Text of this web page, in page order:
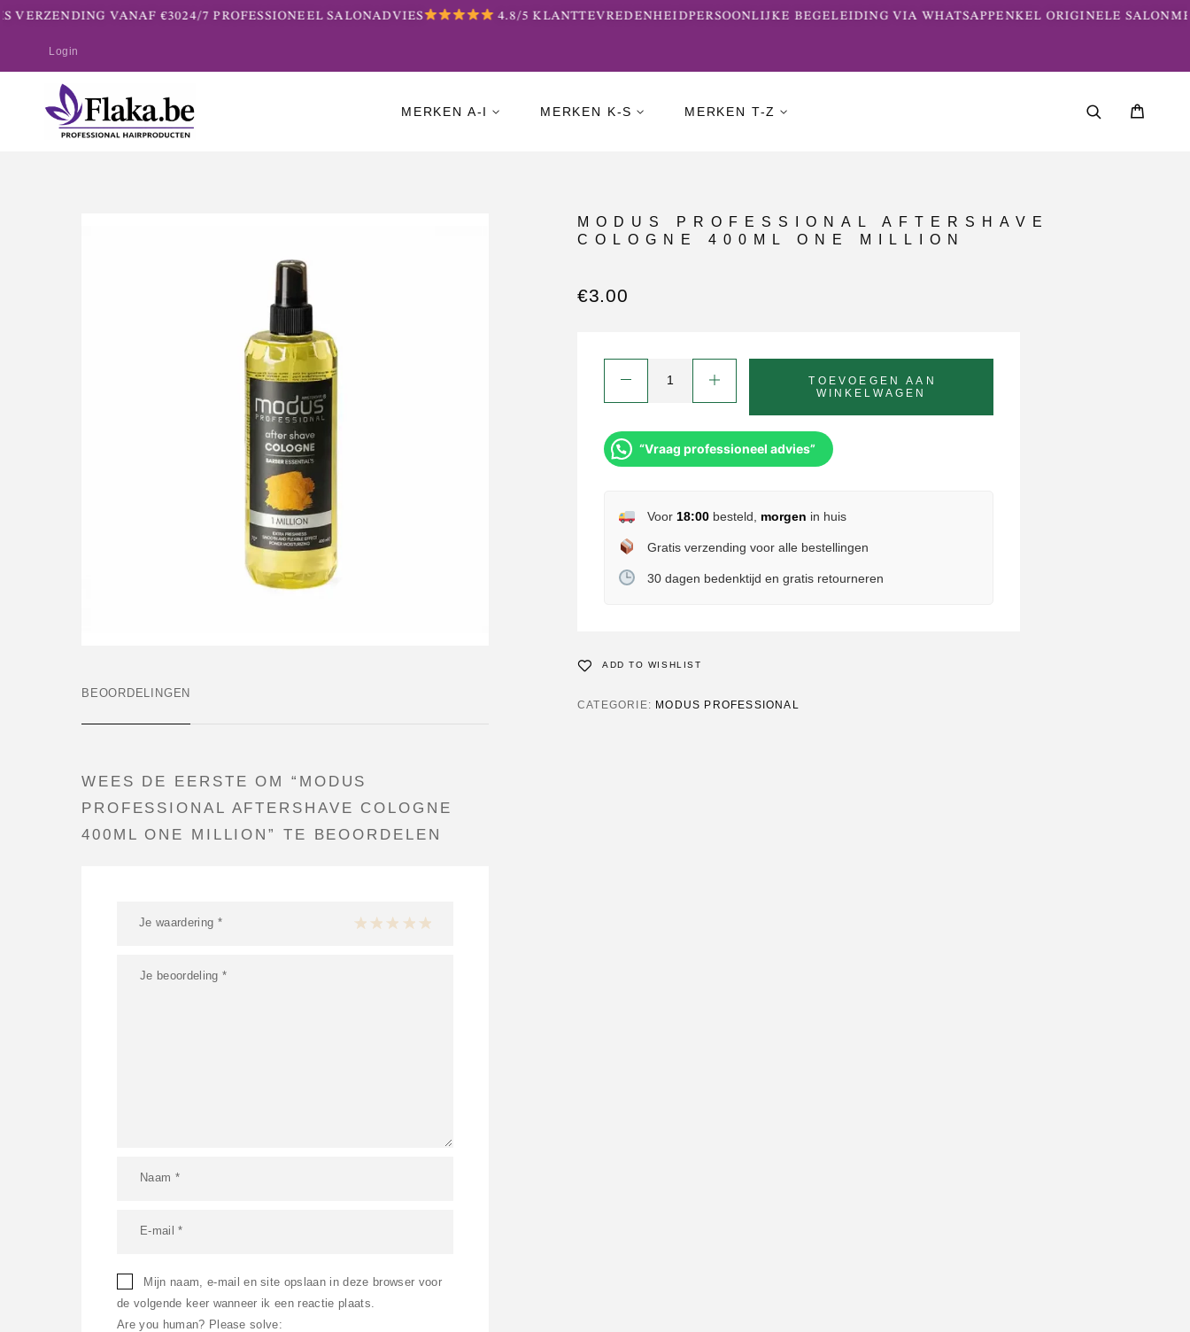
VANAF €3024/7 PROFESSIONEEL SALONADVIES 4.8/5 KLANTTEVREDENHEIDPERSOONLIJKE BEGELEIDING VIA WHATSAPPENKEL ORIGINELE
Login
MERKEN A-I MERKEN K-S MERKEN T-Z
BEOORDELINGEN
WEES DE EERSTE OM “MODUS
PROFESSIONAL AFTERSHAVE COLOGNE
400ML ONE MILLION” TE BEOORDELEN
Je waardering * 1 van de 5 sterren
2 van de 5 sterren
3 van de 5 sterren
4 van de 5 sterren
Mijn naam, e-mail en site opslaan in deze browser voor
de volgende keer wanneer ik een reactie plaats.
Are you human? Please solve:
MODUS PROFESSIONAL AFTERSHAVE
COLOGNE 400ML ONE MILLION
€3.00
TOEVOEGEN AAN
WINKELWAGEN
“Vraag professioneel advies”
Voor 18:00besteld, morgen in huis
Gratis verzending voor alle bestellingen
30 dagen bedenktijd en gratis retourneren
ADD TO WISHLIST
CATEGORIE: MODUS PROFESSIONAL